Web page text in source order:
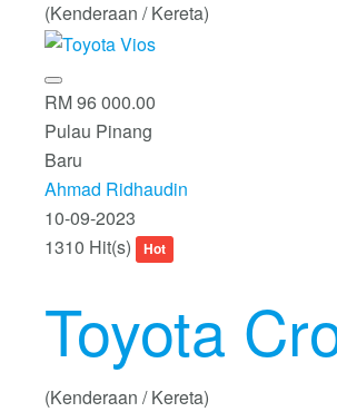
(Kenderaan / Kereta)
RM 96 000.00
Pulau Pinang
Baru
Ahmad Ridhaudin
10-09-2023
1310 Hit(s)
Hot
Toyota
(Kenderaan / Kereta)